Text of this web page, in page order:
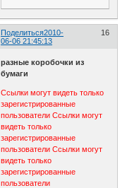
Поделиться 16
2010-
06-06 21:45:13
разные коробочки из
бумаги
Ссылки могут видеть только
зарегистрированные
пользователи Ссылки могут
видеть только
зарегистрированные
пользователи Ссылки могут
видеть только
зарегистрированные
пользователи